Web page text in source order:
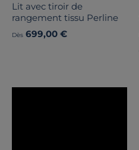
Lit avec tiroir de
rangement tissu Perline
Dès 699,00 €